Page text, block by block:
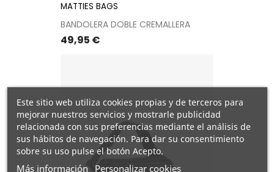
MATTIES BAGS
BANDOLERA DOBLE CREMALLERA
Precio
49,95 €
Este sitio web utiliza cookies propias y de terceros para
mejorar nuestros servicios y mostrarle publicidad
relacionada con sus preferencias mediante el análisis de
sus hábitos de navegación. Para dar su consentimiento
sobre su uso pulse el botón Acepto.
Más información Personalizar cookies